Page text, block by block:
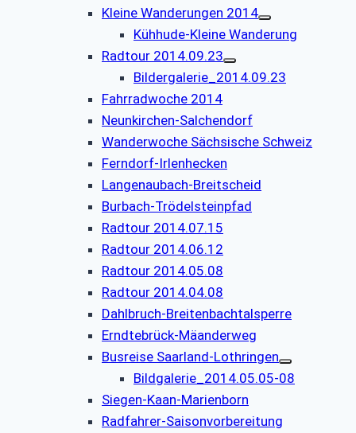
Kleine Wanderungen 2014
Kühhude-Kleine Wanderung
Radtour 2014.09.23
Bildergalerie_2014.09.23
Fahrradwoche 2014
Neunkirchen-Salchendorf
Wanderwoche Sächsische Schweiz
Ferndorf-Irlenhecken
Langenaubach-Breitscheid
Burbach-Trödelsteinpfad
Radtour 2014.07.15
Radtour 2014.06.12
Radtour 2014.05.08
Radtour 2014.04.08
Dahlbruch-Breitenbachtalsperre
Erndtebrück-Mäanderweg
Busreise Saarland-Lothringen
Bildgalerie_2014.05.05-08
Siegen-Kaan-Marienborn
Radfahrer-Saisonvorbereitung